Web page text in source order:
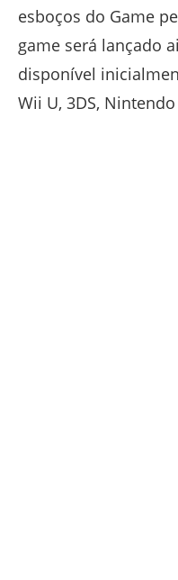
esboços do Game
game será lançado
disponível
Wii U, 3DS, Nintendo